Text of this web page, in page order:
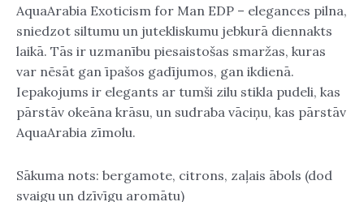
AquaArabia Exoticism for Man EDP – elegances pilna,
sniedzot siltumu un jutekliskumu jebkurā diennakts
laikā. Tās ir uzmanību piesaistošas ​​smaržas, kuras
var nēsāt gan īpašos gadījumos, gan ikdienā.
Iepakojums ir elegants ar tumši zilu stikla pudeli, kas
pārstāv okeāna krāsu, un sudraba vāciņu, kas pārstāv
AquaArabia zīmolu.
Sākuma nots: bergamote, citrons, zaļais ābols (dod
svaigu un dzīvīgu aromātu)